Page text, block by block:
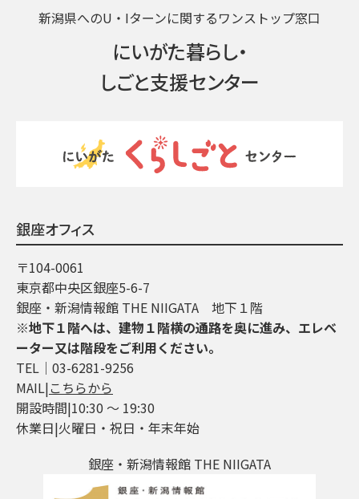
新潟県へのU・Iターンに関するワンストップ窓口
にいがた暮らし・
しごと支援センター
銀座オフィス
〒104-0061
東京都中央区銀座5-6-7
銀座・新潟情報館 THE NIIGATA 地下１階
※地下１階へは、建物１階横の通路を奥に進み、エレベ
ーター又は階段をご利用ください。
TEL│03-6281-9256
MAIL|こちらから
開設時間|10:30 ～ 19:30
休業日|火曜日・祝日・年末年始
銀座・新潟情報館 THE NIIGATA